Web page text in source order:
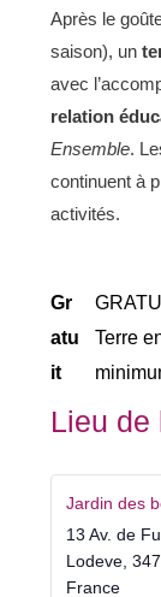
Après le
saison), un
avec
relation
Ensemble.
continuent à
activités.
Gr
atu
it
Terre
Lieu de
Jardin des
13 Av. de
Lodeve
France